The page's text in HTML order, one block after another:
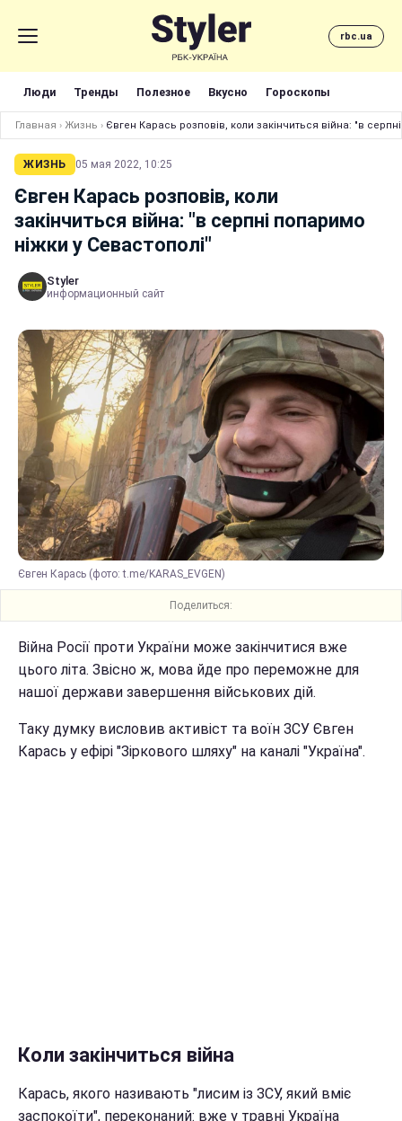
rbc.ua
Люди Тренды Полезное Вкусно Гороскопы
Главная › Жизнь › Євген Карась розповів, коли закінчиться війна: "в
ЖИЗНЬ 05 мая 2022, 10:25
Євген Карась розповів, коли
закінчиться війна: "в серпні попаримо
ніжки у Севастополі"
Styler
информационный сайт
Євген Карась (фото: t.me/KARAS_EVGEN)
Поделиться:
Війна Росії проти України може закінчитися вже
цього літа. Звісно ж, мова йде про переможне для
нашої держави завершення військових дій.
Таку думку висловив активіст та воїн ЗСУ Євген
Карась у ефірі "Зіркового шляху" на каналі "Україна".
Коли закінчиться війна
Карась, якого називають "лисим із ЗСУ, який вміє
заспокоїти", переконаний: вже у травні Україна